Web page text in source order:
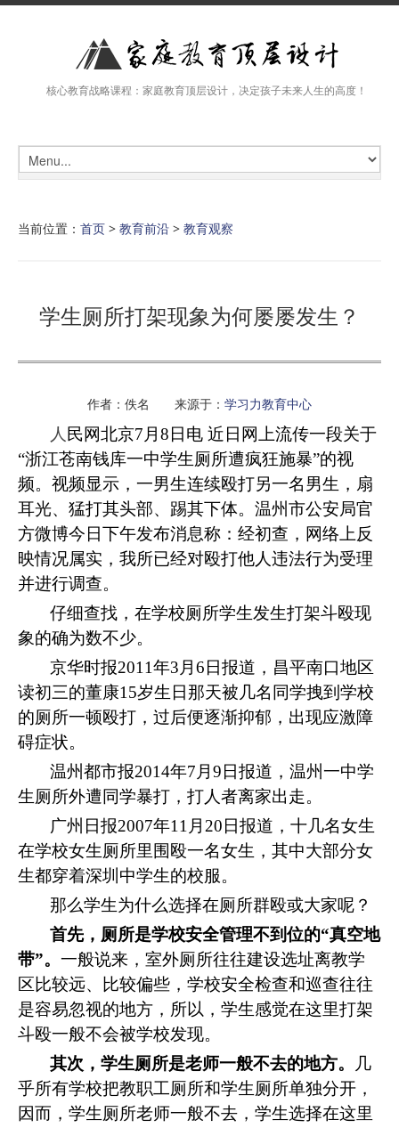
核心教育战略课程：家庭教育顶层设计，决定孩子未来人生的高度！
当前位置： 首页 > 教育前沿 > 教育观察
学生厕所打架现象为何屡屡发生？
作者：佚名 来源于： 学习力教育中心
人 民网北京7 月 8 日电 近日网上流传一段关于
“浙江苍南钱库一中学生厕所遭疯狂施暴”的视
频。视频显示，一男生连续殴打另一名男生，扇
耳光、猛打其头部、踢其下体。温州市公安局官
方微博今日下午发布消息称：经初查，网络上反
映情况属实，我所已经对殴打他人违法行为受理
并进行调查。
仔细查找，在学校厕所学生发生打架斗殴现
象的确为数不少。
京华时报2011年3 月 6 日报道，昌平南口地区
读初三的董康15岁生日那天被几名同学拽到学校
的厕所一顿殴打，过后便逐渐抑郁，出现应激障
碍症状。
温州都市报2014年7 月 9 日报道， 温州一中学
生厕所外遭同学暴打，打人者离家出走。
广州日报2007年11 月 20 日报道 ， 十几名女生
在学校女生厕所里围殴一名女生，其中大部分女
生都穿着深圳中学生的校服。
那么学生为什么选择在厕所群殴或大家呢？
首先，厕所是学校安全管理不到位的“真空地
带”。 一般说来，室外厕所往往建设选址离教学
区比较远、比较偏些，学校安全检查和巡查往往
是容易忽视的地方，所以，学生感觉在这里打架
斗殴一般不会被学校发现。
其次，学生厕所是老师一般不去的地方。
几
乎所有学校把教职工厕所和学生厕所单独分开，
因而，学生厕所老师一般不去，学生选择在这里